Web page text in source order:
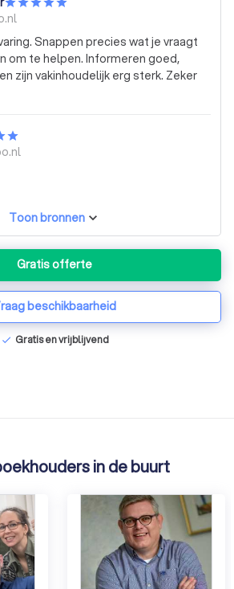
Snappen precies wat je vraagt
om te helpen. Informeren goed,
zijn vakinhoudelijk erg sterk. Zeker
Toon bronnen
Gratis offerte
beschikbaarheid
check Gratis en vrijblijvend
in de buurt